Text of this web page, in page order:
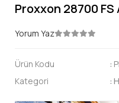
Proxxon 28700
Yorum Yaz
Ürün Kodu :
Kategori
: